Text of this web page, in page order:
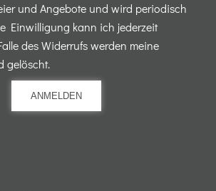
und Angebote und wird periodisch
Einwilligung kann ich jederzeit
des Widerrufs werden meine
gelöscht.
ANMELDEN